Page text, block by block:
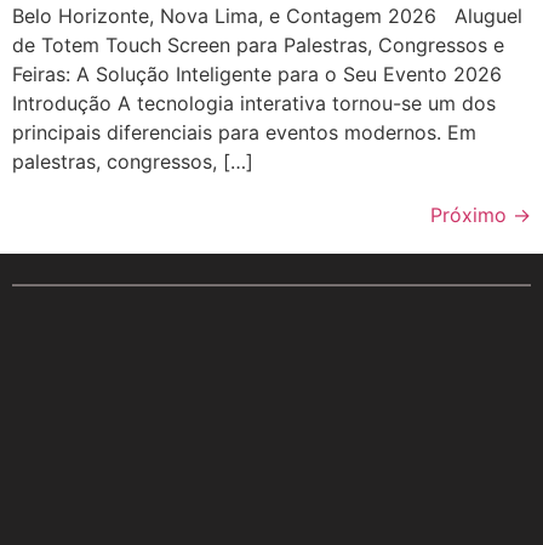
Belo Horizonte, Nova Lima, e Contagem 2026 Aluguel
de Totem Touch Screen para Palestras, Congressos e
Feiras: A Solução Inteligente para o Seu Evento 2026
Introdução A tecnologia interativa tornou-se um dos
principais diferenciais para eventos modernos. Em
palestras, congressos, […]
Próximo →